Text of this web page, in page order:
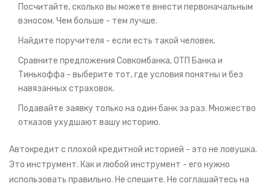
Посчитайте, сколько вы можете внести первоначальным
взносом. Чем больше - тем лучше.
Найдите поручителя - если есть такой человек.
Сравните предложения Совкомбанка, ОТП Банка и
Тинькоффа - выберите тот, где условия понятны и без
навязанных страховок.
Подавайте заявку только на один банк за раз. Множество
отказов ухудшают вашу историю.
Автокредит с плохой кредитной историей - это не ловушка.
Это инструмент. Как и любой инструмент - его нужно
использовать правильно. Не спешите. Не соглашайтесь на